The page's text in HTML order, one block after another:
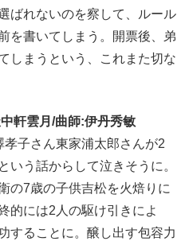
ばれないのを察して、ルール
を書いてしまう。開票後、弟
しまうという、これまた切な
軒雲月/曲師:伊丹秀敏
子さん東家浦太郎さんが2
いう話からして泣きそうに。
の7歳の子供吉松を火焙りに
的には2人の駆け引きによ
することに。醸し出す包容力